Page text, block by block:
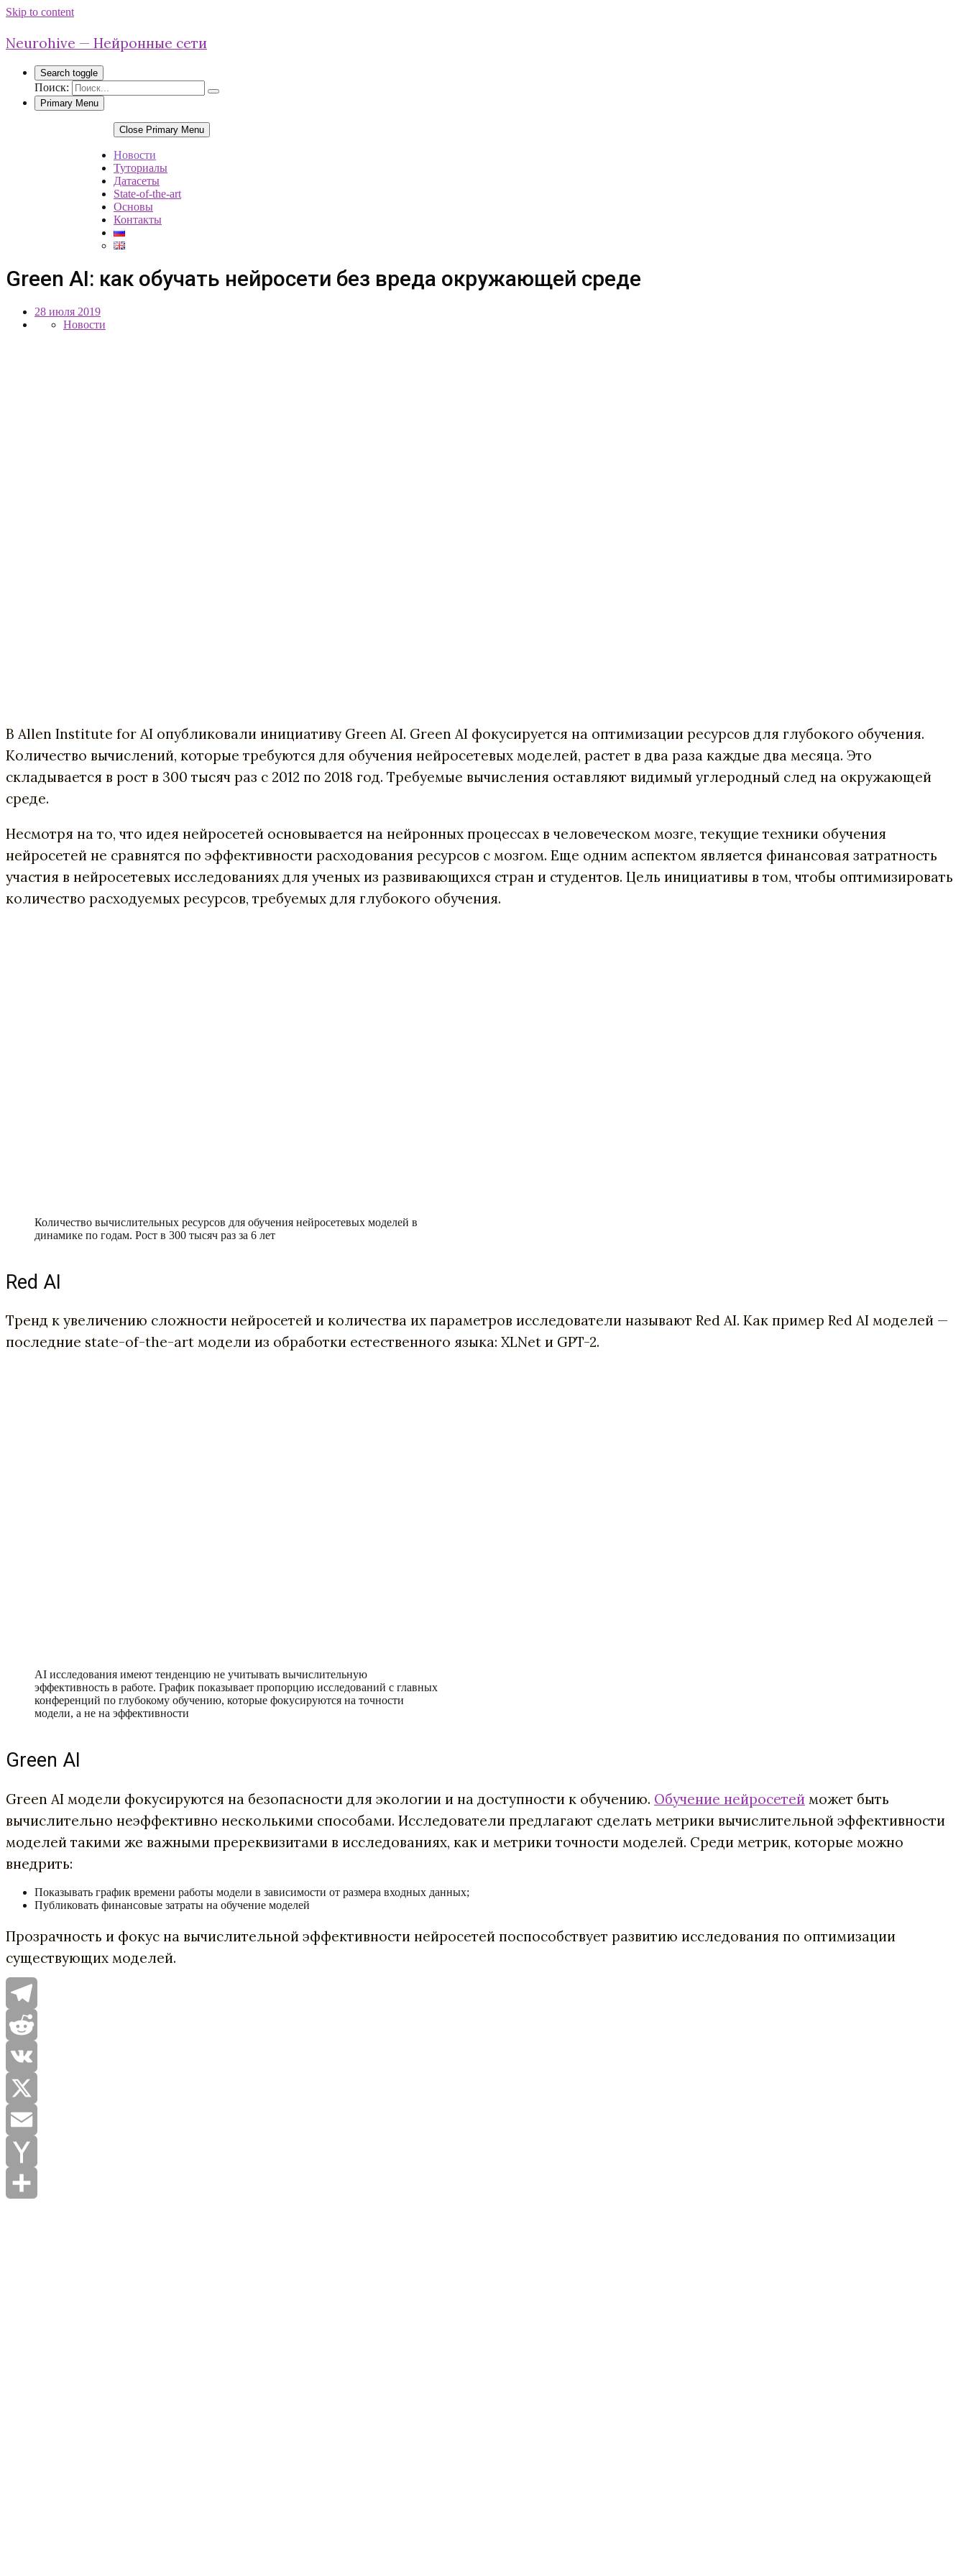
Skip to content
Neurohive — Нейронные сети
Search toggle
Поиск:
Primary Menu
Close Primary Menu
Новости
Туториалы
Датасеты
State-of-the-art
Основы
Контакты
Green AI: как обучать нейросети без вреда окружающей среде
28 июля 2019
Новости
В Allen Institute for AI опубликовали инициативу Green AI. Green AI фокусируется на оптимизации ресурсов для глубокого обучения.
Количество вычислений, которые требуются для обучения нейросетевых моделей, растет в два раза каждые два месяца. Это
складывается в рост в 300 тысяч раз с 2012 по 2018 год. Требуемые вычисления оставляют видимый углеродный след на окружающей
среде.
Несмотря на то, что идея нейросетей основывается на нейронных процессах в человеческом мозге, текущие техники обучения
нейросетей не сравнятся по эффективности расходования ресурсов с мозгом. Еще одним аспектом является финансовая затратность
участия в нейросетевых исследованиях для ученых из развивающихся стран и студентов. Цель инициативы в том, чтобы оптимизировать
количество расходуемых ресурсов, требуемых для глубокого обучения.
Количество вычислительных ресурсов для обучения нейросетевых моделей в
динамике по годам. Рост в 300 тысяч раз за 6 лет
Red AI
Тренд к увеличению сложности нейросетей и количества их параметров исследователи называют Red AI. Как пример Red AI моделей —
последние state-of-the-art модели из обработки естественного языка: XLNet и GPT-2.
AI исследования имеют тенденцию не учитывать вычислительную
эффективность в работе. График показывает пропорцию исследований с главных
конференций по глубокому обучению, которые фокусируются на точности
модели, а не на эффективности
Green AI
Green AI модели фокусируются на безопасности для экологии и на доступности к обучению. Обучение нейросетей может быть
вычислительно неэффективно несколькими способами. Исследователи предлагают сделать метрики вычислительной эффективности
моделей такими же важными пререквизитами в исследованиях, как и метрики точности моделей. Среди метрик, которые можно
внедрить:
Показывать график времени работы модели в зависимости от размера входных данных;
Публиковать финансовые затраты на обучение моделей
Прозрачность и фокус на вычислительной эффективности нейросетей поспособствует развитию исследования по оптимизации
существующих моделей.
Telegram
Reddit
VK
X
Email
Yahoo